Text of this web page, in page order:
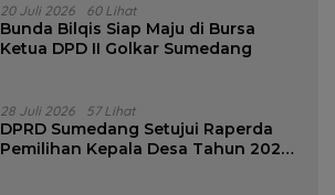
20 Juli 2026 60 Lihat
Bunda Bilqis Siap Maju di Bursa
Ketua DPD II Golkar Sumedang
28 Juli 2026 57 Lihat
DPRD Sumedang Setujui Raperda
Pemilihan Kepala Desa Tahun 2026